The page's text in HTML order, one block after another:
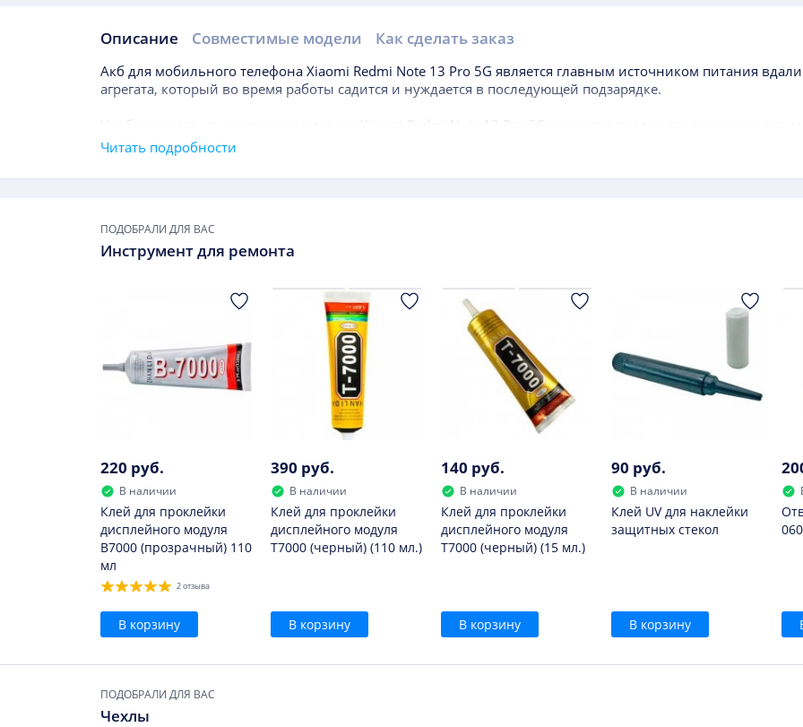
Описание Совместимые модели Как сделать заказ
Описание
Акб для мобильного телефона Xiaomi Redmi Note 13 Pro 5G является главным источником питания
агрегата, который во время работы садится и нуждается в последующей подзарядке.
Необходимость в новом аккумуляторе
Xiaomi Redmi Note 13 Pro 5G
случается после определенного
может случится даже в течение года после покупки гаджета, когда аккумуляторная батарея,
Как правило, длительность эксплуатации батареи значительно меньше, чем самого аппарата.
Заменить данный элемент нужно, если:
сильно нагревается при зарядке;
В дальнейшем использовать такой элемент нежелательно.
Читать подробности
ПОДОБРАЛИ ДЛЯ ВАС
Инструмент для ремонта
220 руб.
В наличии
Клей для проклейки
дисплейного модуля
B7000 (прозрачный) 110
мл
2 отзыва
В корзину
390 руб.
В наличии
Клей для проклейки
дисплейного модуля
T7000 (черный) (110 мл.)
В корзину
140 руб.
В наличии
Клей для проклейки
дисплейного модуля
T7000 (черный) (15 мл.)
В корзину
90 руб.
В наличии
Клей UV для наклейки
защитных стекол
В корзину
ПОДОБРАЛИ ДЛЯ ВАС
Чехлы